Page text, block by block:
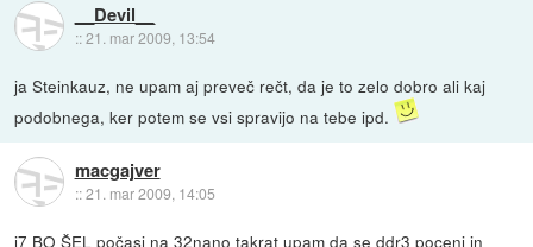
__Devil__
::21. mar 2009, 13:54
ja Steinkauz, ne upam aj preveč rečt, da je to zelo dobro ali kaj
podobnega, ker potem se vsi spravijo na tebe ipd.
macgajver
::21. mar 2009, 14:05
i7 BO ŠEL počasi na 32nano takrat upam da se ddr3 poceni in